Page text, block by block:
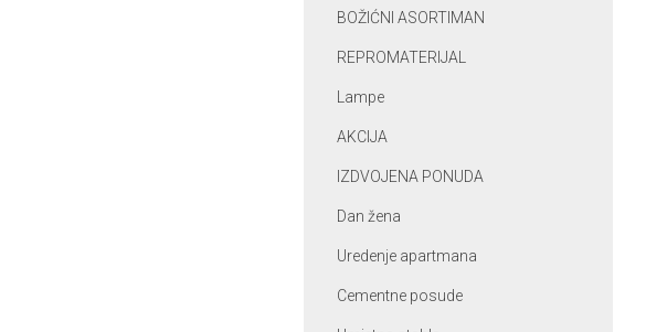
BOŽIĆNI ASORTIMAN
REPROMATERIJAL
Lampe
AKCIJA
IZDVOJENA PONUDA
Dan žena
Uredenje apartmana
Cementne posude